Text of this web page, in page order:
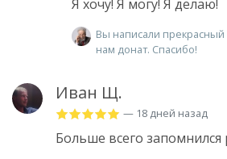
Я хочу! Я могу! Я делаю!
Вы написали прекрасный
нам донат. Спасибо!
Иван Щ.
— 18 дней назад
Больше всего запомнился